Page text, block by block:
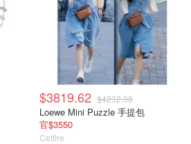
$3819.62 $4232.08
Loewe Mini Puzzle 手提包
官$3550
Cettire